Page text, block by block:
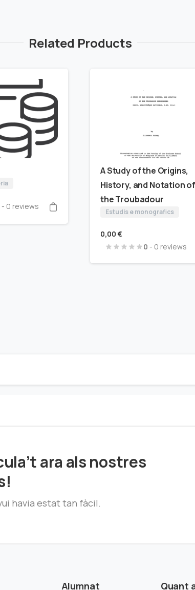
Related Products
- 0 reviews
A Study of the Origins,
History, and Notation
the Troubadour
Estudis e monografics
0,00 €
0 - 0 reviews
ara als nostres
havia estat tan fàcil.
Alumnat Quant